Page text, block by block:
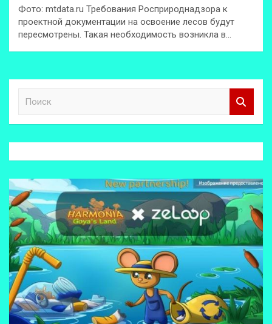
Фото: mtdata.ru Требования Росприроднадзора к
проектной документации на освоение лесов будут
пересмотрены. Такая необходимость возникла в…
к